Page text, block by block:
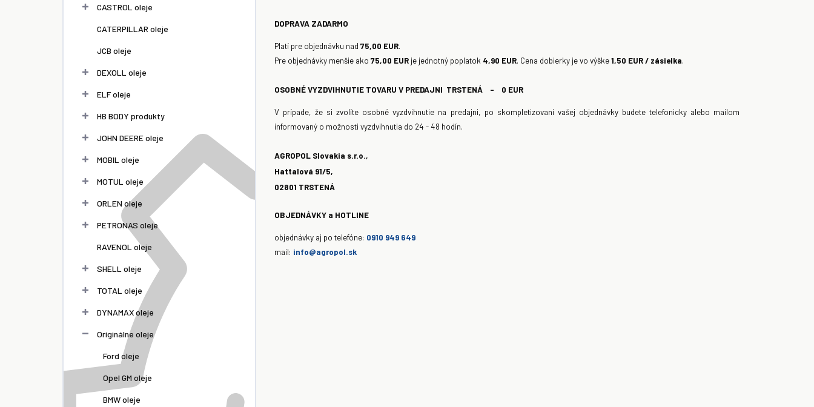
CASTROL oleje
CATERPILLAR oleje
JCB oleje
DEXOLL oleje
ELF oleje
HB BODY produkty
JOHN DEERE oleje
MOBIL oleje
MOTUL oleje
ORLEN oleje
PETRONAS oleje
RAVENOL oleje
SHELL oleje
TOTAL oleje
DYNAMAX oleje
Originálne oleje
Ford oleje
Opel GM oleje
BMW oleje
DOPRAVA ZADARMO
Platí pre objednávku nad 75,00 EUR.
Pre objednávky menšie ako 75,00 EUR je jednotný poplatok 4,90 EUR. Cena dobierky je vo výške1,50 EUR / zásielka.
OSOBNÉ VYZDVIHNUTIE TOVARU V PREDAJNI TRSTENÁ - 0 EUR
V prípade, že si zvolíte osobné vyzdvihnutie na predajni, po skompletizovaní vašej objednávky budete telefonicky alebo mailom
informovaný o možnosti vyzdvihnutia do 24 - 48 hodín.
AGROPOL Slovakia s.r.o.,
Hattalová 91/5,
02801 TRSTENÁ
OBJEDNÁVKY a HOTLINE
objednávky aj po telefóne: 0910 949 649
mail: info@agropol.sk